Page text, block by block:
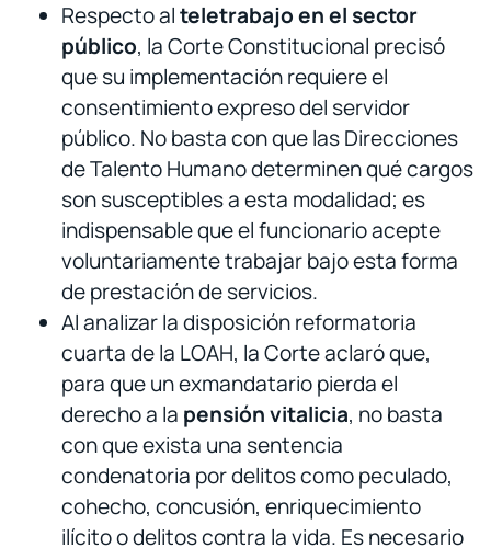
Respecto alteletrabajo en el sector
público, la Corte Constitucional precisó
que su implementación requiere el
consentimiento expreso del servidor
público. No basta con que las Direcciones
de Talento Humano determinen qué cargos
son susceptibles a esta modalidad; es
indispensable que el funcionario acepte
voluntariamente trabajar bajo esta forma
de prestación de servicios.
Al analizar la disposición reformatoria
cuarta de la LOAH, la Corte aclaró que,
para que un exmandatario pierda el
derecho a la pensión vitalicia, no basta
con que exista una sentencia
condenatoria por delitos como peculado,
cohecho, concusión, enriquecimiento
ilícito o delitos contra la vida. Es necesario